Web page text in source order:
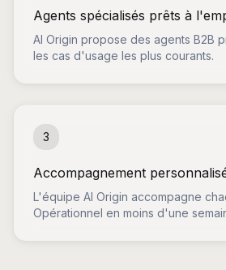
Agents spécialisés prêts à
AI Origin propose des agents B2B
les cas d'usage les plus courants.
3
Accompagnement
L'équipe AI Origin accompagne
Opérationnel en moins d'une